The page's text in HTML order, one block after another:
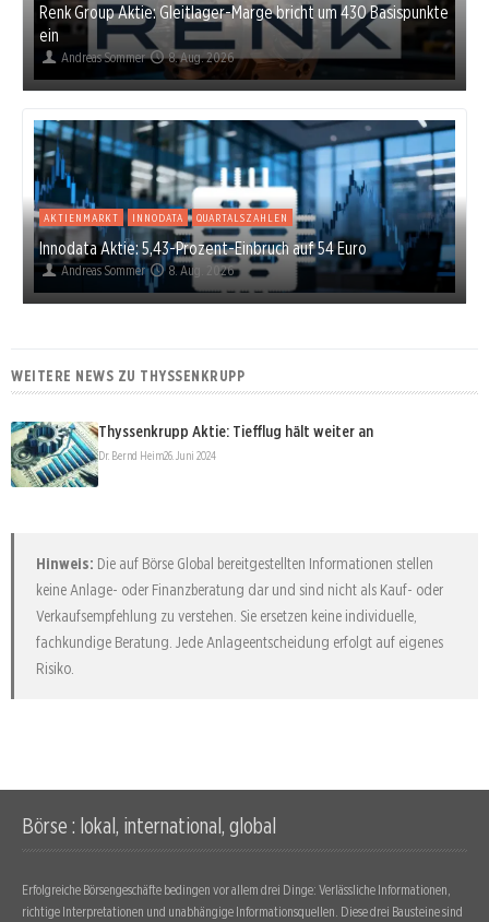
Renk Group Aktie: Gleitlager-Marge bricht um 430 Basispunkte
ein
Andreas Sommer 8. Aug. 2026
AKTIENMARKT INNODATA QUARTALSZAHLEN
Innodata Aktie: 5,43-Prozent-Einbruch auf 54 Euro
Andreas Sommer 8. Aug. 2026
WEITERE NEWS ZU THYSSENKRUPP
Thyssenkrupp Aktie: Tiefflug hält weiter an
Dr. Bernd Heim26. Juni 2024
Hinweis: Die auf Börse Global bereitgestellten Informationen stellen
keine Anlage- oder Finanzberatung dar und sind nicht als Kauf- oder
Verkaufsempfehlung zu verstehen. Sie ersetzen keine individuelle,
fachkundige Beratung. Jede Anlageentscheidung erfolgt auf eigenes
Risiko.
Börse : lokal, international, global
Erfolgreiche Börsengeschäfte bedingen vor allem drei Dinge: Verlässliche Informationen,
richtige Interpretationen und unabhängige Informationsquellen. Diese drei Bausteine sind